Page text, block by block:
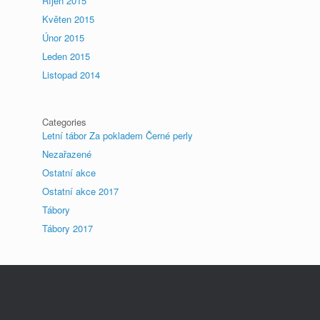
Květen 2015
Únor 2015
Leden 2015
Listopad 2014
Categories
Letní tábor Za pokladem Černé perly
Nezařazené
Ostatní akce
Ostatní akce 2017
Tábory
Tábory 2017